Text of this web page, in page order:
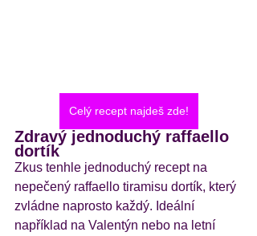
Celý recept najdeš zde!
Zdravý jednoduchý raffaello
dortík
Zkus tenhle jednoduchý recept na
nepečený raffaello tiramisu dortík, který
zvládne naprosto každý. Ideální
například na Valentýn nebo na letní